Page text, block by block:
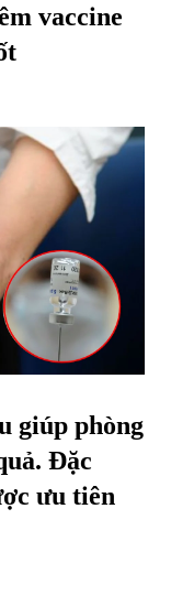
vaccine
giúp phòng
Đặc
ưu tiên